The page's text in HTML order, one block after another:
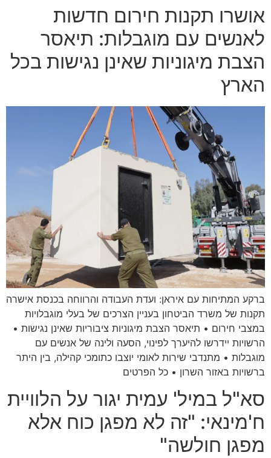
אושרו תקנות חירום חדשות
לאנשים עם מוגבלות: תיאסר
הצבת מיגוניות שאינן נגישות בכל
הארץ
ברקע המתיחות עם איראן: ועדת העבודה והרווחה בכנסת אישרה
תקנות של משרד הביטחון בעניין הצרכים של בעלי מוגבלויות
במצבי חירום • תיאסר הצבת מיגוניות ציבוריות שאינן נגישות •
הרשויות יידרשו להיערך לפינוי, הסעה ולינה של אנשים עם
מוגבלות • מתנדבי שירות לאומי יוצבו כתומכי קהילה, בין היתר
ברשויות באזור השרון • כל הפרטים
סא"ל במיל' עמית יגור על הלוויית
ח'מינאי: "זה לא מפגן כוח אלא
מפגן חולשה"